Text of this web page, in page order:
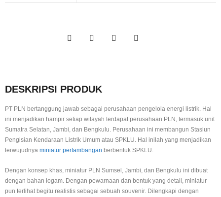
DESKRIPSI PRODUK
PT PLN bertanggung jawab sebagai perusahaan pengelola energi listrik. Hal
ini menjadikan hampir setiap wilayah terdapat perusahaan PLN, termasuk unit
Sumatra Selatan, Jambi, dan Bengkulu. Perusahaan ini membangun Stasiun
Pengisian Kendaraan Listrik Umum atau SPKLU. Hal inilah yang menjadikan
terwujudnya miniatur pertambangan berbentuk SPKLU.
Dengan konsep khas, miniatur PLN Sumsel, Jambi, dan Bengkulu ini dibuat
dengan bahan logam. Dengan pewarnaan dan bentuk yang detail, miniatur
pun terlihat begitu realistis sebagai sebuah souvenir. Dilengkapi dengan